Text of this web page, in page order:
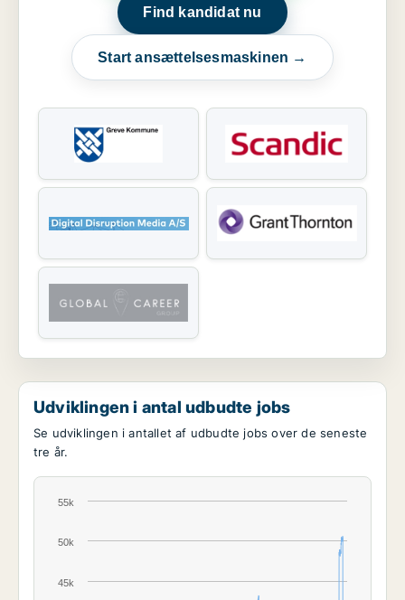
Find kandidat nu
Start ansættelsesmaskinen →
Udviklingen i antal udbudte jobs
Se udviklingen i antallet af udbudte jobs over de seneste
tre år.
45k
50k
55k